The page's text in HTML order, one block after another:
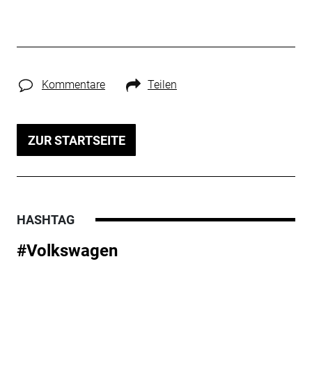
Kommentare Teilen
ZUR STARTSEITE
HASHTAG
#Volkswagen